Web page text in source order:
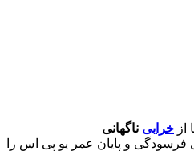
از خرابی ناگهانی
و پایان عمر یو پی اس را